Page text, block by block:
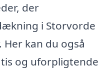
der
i Storvorde
kan du også
og uforpligtende